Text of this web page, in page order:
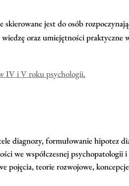
skierowane jest do osób
oraz umiejętności
IV i V roku psychologii.
diagnozy, formułowanie hipotez
we współczesnej psychopatologii
pojęcia, teorie rozwojowe,